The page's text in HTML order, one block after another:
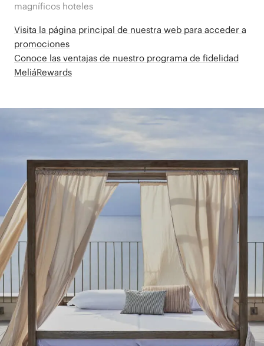
magníficos hoteles
Visita la página principal de nuestra web para acceder a
promociones
Conoce las ventajas de nuestro programa de fidelidad
MeliáRewards